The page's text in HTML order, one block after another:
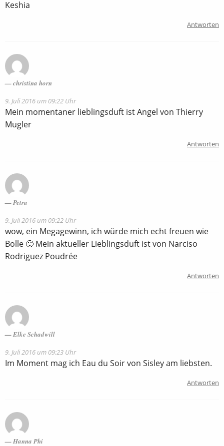
Keshia
Antworten
christina horn
9. Juli 2016 um 09:22 Uhr
Mein momentaner lieblingsduft ist Angel von Thierry
Mugler
Antworten
Petra
9. Juli 2016 um 09:22 Uhr
wow, ein Megagewinn, ich würde mich echt freuen wie
Bolle 🙂 Mein aktueller Lieblingsduft ist von Narciso
Rodriguez Poudrée
Antworten
Elke Schadwill
9. Juli 2016 um 09:23 Uhr
Im Moment mag ich Eau du Soir von Sisley am liebsten.
Antworten
Hanna Phi